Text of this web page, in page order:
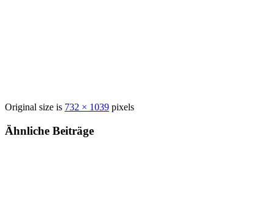
Original size is 732 × 1039 pixels
Ähnliche Beiträge